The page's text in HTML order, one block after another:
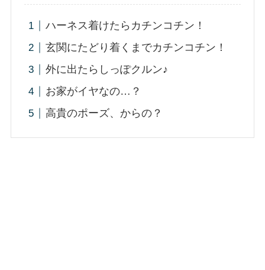
ハーネス着けたらカチンコチン！
玄関にたどり着くまでカチンコチン！
外に出たらしっぽクルン♪
お家がイヤなの…？
高貴のポーズ、からの？